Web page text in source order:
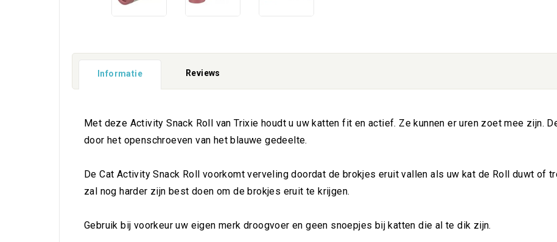
Informatie Reviews
Met deze Activity Snack Roll van Trixie houdt u uw katten fit en actief. Ze kunnen er uren zoet mee zijn.
door het openschroeven van het blauwe gedeelte.
De Cat Activity Snack Roll voorkomt verveling doordat de brokjes eruit vallen als uw kat de Roll duwt of
zal nog harder zijn best doen om de brokjes eruit te krijgen.
Gebruik bij voorkeur uw eigen merk droogvoer en geen snoepjes bij katten die al te dik zijn.